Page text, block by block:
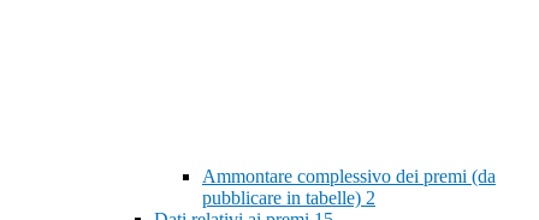
Ammontare complessivo dei premi (da
pubblicare in tabelle) 2